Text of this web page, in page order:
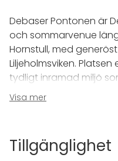
Debaser Pontonen är
och sommarvenue
Hornstull, med
Liljeholmsviken.
tydligt inramad miljö
arrangemang där mat,
centrum.
middagar till
Visa mer
Tillgänglighet